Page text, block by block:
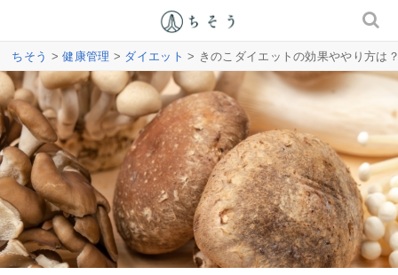
ちそう >健康管理 > ダイエット > きのこダイエットの効果ややり方は